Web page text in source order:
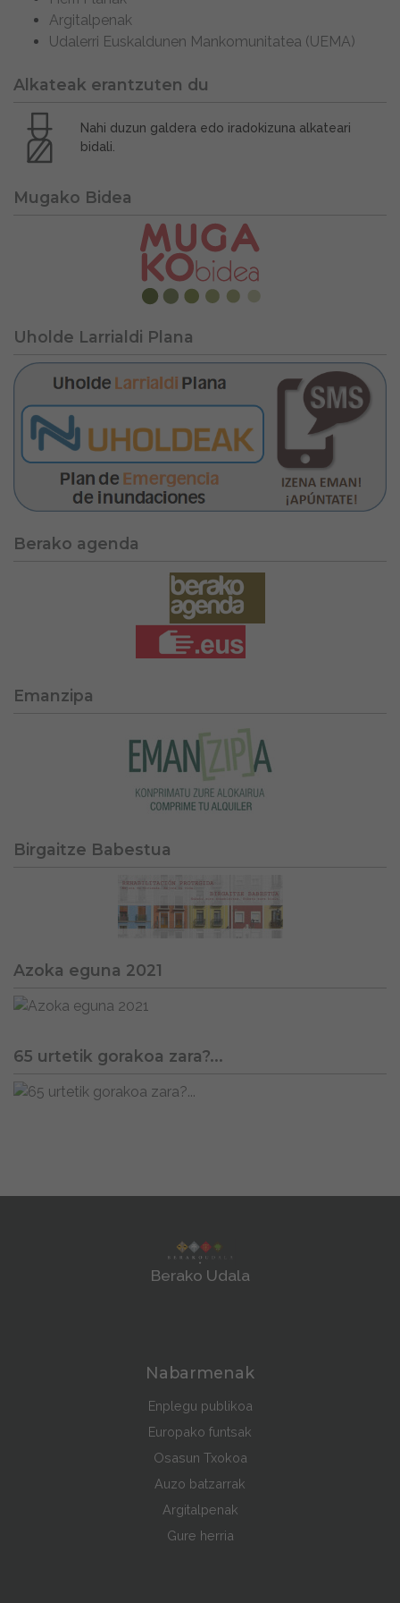
Argitalpenak
Udalerri Euskaldunen Mankomunitatea (UEMA)
Alkateak erantzuten du
Nahi duzun galdera edo iradokizuna alkateari
bidali.
Mugako Bidea
Uholde Larrialdi Plana
Berako agenda
Emanzipa
Birgaitze Babestua
Azoka eguna 2021
65 urtetik gorakoa zara?...
Berako Udala
Nabarmenak
Enplegu publikoa
Europako funtsak
Osasun Txokoa
Auzo batzarrak
Argitalpenak
Gure herria